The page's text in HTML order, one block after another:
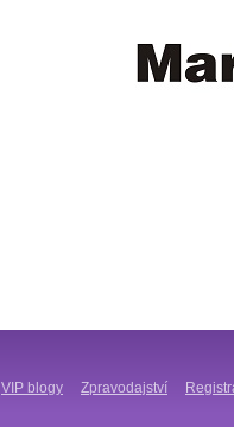
VIP blogy Zpravodajství